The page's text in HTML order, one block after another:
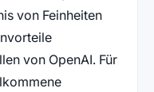
von Feinheiten
von OpenAI. Für